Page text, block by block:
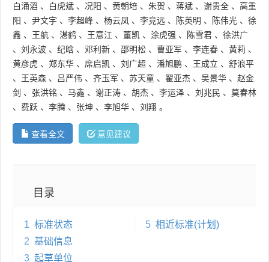
白涌滔 、 白虎斌 、 况阳 、 黄朝培 、 朱贺 、 蒋斌 、 谢贵全 、 高重
阳 、 尹文宇 、 李超峰 、 杨云凤 、 李竞远 、 陈英明 、 陈伟光 、 徐
鑫 、 王航 、 湛鹤 、 王意江 、 董凯 、 涂虎强 、 陈雪君 、 徐洪广
、 刘永波 、 纪晗 、 邓利新 、 邵明松 、 曹亚军 、 李连春 、 黄莉 、
黄彦虎 、 郑东华 、 席启凯 、 刘广超 、 潘旭鹏 、 王成立 、 舒浪平
、 王英森 、 吕严伟 、 齐玉军 、 苏天童 、 翟亚杰 、 吴景华 、 赵金
剑 、 张洪铭 、 马鑫 、 谢正涛 、 胡杰 、 李运泽 、 刘兆民 、 莫春林
、 费跃 、 李腾 、 张坤 、 李旭华 、 刘翔 。
查看全文 意见建议
目录
1 标准状态
2 基础信息
3 起草单位
5 相近标准(计划)